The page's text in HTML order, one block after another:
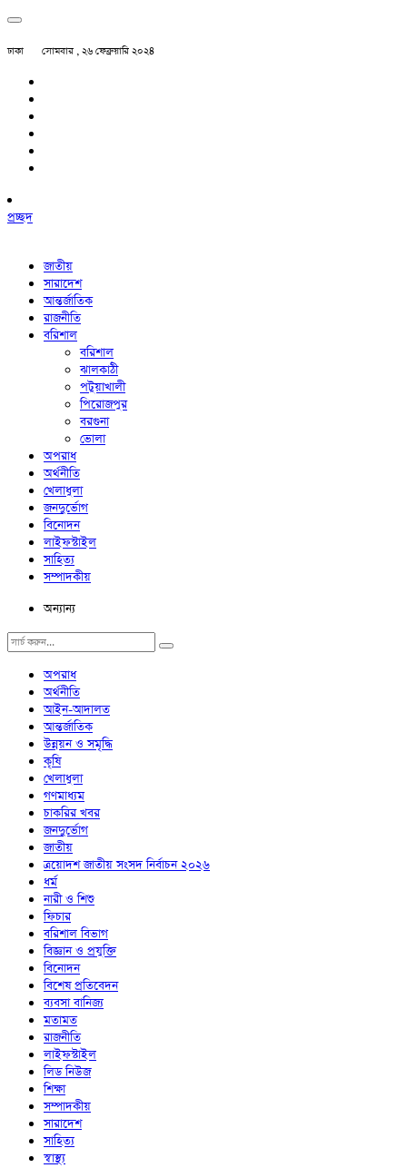
ঢাকা সোমবার , ২৬ ফেব্রুয়ারি ২০২৪
প্রচ্ছদ
জাতীয়
সারাদেশ
আন্তর্জাতিক
রাজনীতি
বরিশাল
বরিশাল
ঝালকাঠী
পটুয়াখালী
পিরোজপুর
বরগুনা
ভোলা
অপরাধ
অর্থনীতি
খেলাধুলা
জনদুর্ভোগ
বিনোদন
লাইফস্টাইল
সাহিত্য
সম্পাদকীয়
অন্যান্য
অপরাধ
অর্থনীতি
আইন-আদালত
আন্তর্জাতিক
উন্নয়ন ও সমৃদ্ধি
কৃষি
খেলাধুলা
গণমাধ্যম
চাকরির খবর
জনদুর্ভোগ
জাতীয়
ত্রয়োদশ জাতীয় সংসদ নির্বাচন ২০২৬
ধর্ম
নারী ও শিশু
ফিচার
বরিশাল বিভাগ
বিজ্ঞান ও প্রযুক্তি
বিনোদন
বিশেষ প্রতিবেদন
ব্যবসা বানিজ্য
মতামত
রাজনীতি
লাইফস্টাইল
লিড নিউজ
শিক্ষা
সম্পাদকীয়
সারাদেশ
সাহিত্য
স্বাস্থ্য